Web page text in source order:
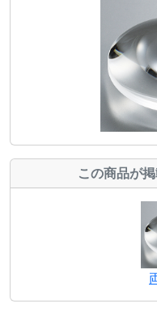
この商品が